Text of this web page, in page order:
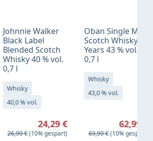
Johnnie Walker
Black Label
Blended Scotch
Whisky 40 % vol.
0,7 l
Whisky
40,0 % vol.
Verkaufspreis:
24,29 €
Regulärer Preis:
26,99 €(10% gespart)
Oban Single Malt
Scotch Whisky 14
Years 43 % vol.
0,7 l
Whisky
43,0 % vol.
Verkaufspreis:
62,99 €
Regulärer Preis:
69,99 €(10% gespart)